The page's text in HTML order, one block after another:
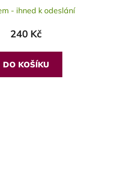
- ihned k odeslání
240 Kč
DO KOŠÍKU